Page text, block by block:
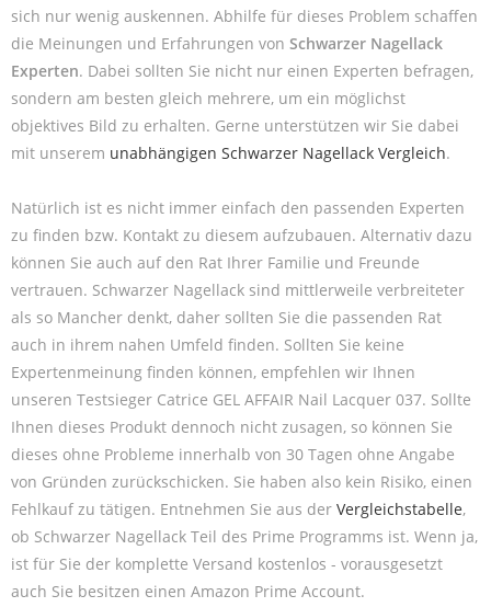
sich nur wenig auskennen. Abhilfe für dieses Problem schaffen
die Meinungen und Erfahrungen von Schwarzer Nagellack
Experten. Dabei sollten Sie nicht nur einen Experten befragen,
sondern am besten gleich mehrere, um ein möglichst
objektives Bild zu erhalten. Gerne unterstützen wir Sie dabei
mit unserem unabhängigen Schwarzer Nagellack Vergleich.
Natürlich ist es nicht immer einfach den passenden Experten
zu finden bzw. Kontakt zu diesem aufzubauen. Alternativ dazu
können Sie auch auf den Rat Ihrer Familie und Freunde
vertrauen. Schwarzer Nagellack sind mittlerweile verbreiteter
als so Mancher denkt, daher sollten Sie die passenden Rat
auch in ihrem nahen Umfeld finden. Sollten Sie keine
Expertenmeinung finden können, empfehlen wir Ihnen
unseren Testsieger Catrice GEL AFFAIR Nail Lacquer 037. Sollte
Ihnen dieses Produkt dennoch nicht zusagen, so können Sie
dieses ohne Probleme innerhalb von 30 Tagen ohne Angabe
von Gründen zurückschicken. Sie haben also kein Risiko, einen
Fehlkauf zu tätigen. Entnehmen Sie aus der Vergleichstabelle,
ob Schwarzer Nagellack Teil des Prime Programms ist. Wenn ja,
ist für Sie der komplette Versand kostenlos - vorausgesetzt
auch Sie besitzen einen Amazon Prime Account.